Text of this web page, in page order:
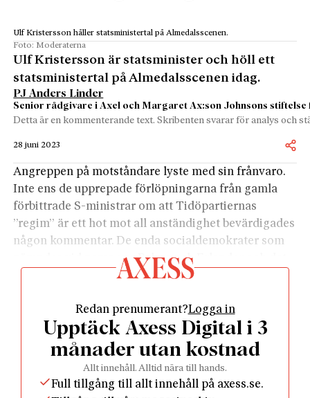
Ulf Kristersson håller statsministertal på Almedalsscenen.
Foto: Moderaterna
Ulf Kristersson är statsminister och höll ett
statsministertal på Almedalsscenen idag.
PJ Anders Linder
Senior rådgivare i Axel och Margaret Ax:son Johnsons stiftelse
Detta är en kommenterande text. Skribenten svarar för analys och
28 juni 2023
Angreppen på motståndare lyste med sin frånvaro.
Inte ens de upprepade förlöpningarna från gamla
förbittrade S-ministrar om att Tidöpartiernas
”regim” är ett hot mot all anständighet bevärdigades
någon kommentar. De enda socialdemokrater som
nämndes vid namn var Palme och Erlander och det
var i en passage om Almedalen och Harpsund som
Storslagna visioner och ideologiska proklamationer
saknades också. Enda undantaget var möjligen en
formulering om att hoppfullhet inte ska ses som en
känsla utan som en ”förpliktelse”, vilket emellanåt
kan kännas som en övermäktig uppgift i Sverige av
Redan prenumerant?Logga in
Upptäck Axess Digital i 3
månader utan kostnad
Allt innehåll. Alltid nära till hands.
Full tillgång till allt innehåll på axess.se.